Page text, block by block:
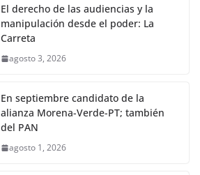
El derecho de las audiencias y la
manipulación desde el poder: La
Carreta
agosto 3, 2026
En septiembre candidato de la
alianza Morena-Verde-PT; también
del PAN
agosto 1, 2026